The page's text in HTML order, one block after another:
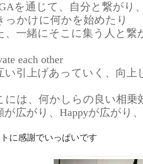
を通じて、自分と繋がり
っかけに何かを始めたり
、一緒にそこに集う人と繋
each other
い引上げあっていく、向上
には、何かしらの良い相乗
が広がり、 Happyが広がり、
に感謝でいっぱいです